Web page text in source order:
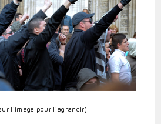
l'image pour l'agrandir)